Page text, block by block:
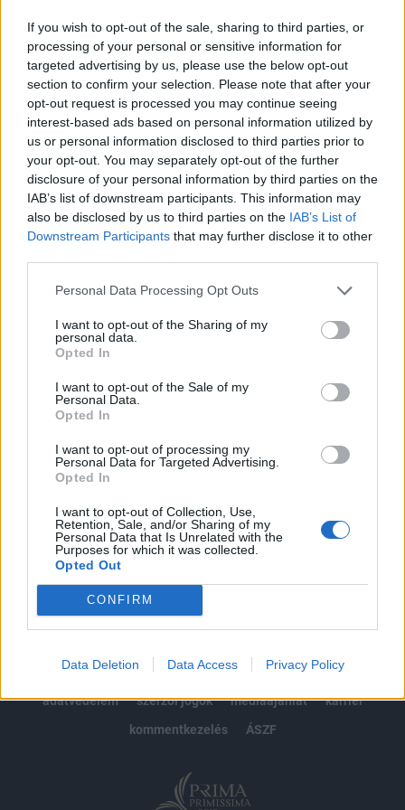
If you wish to opt-out of the sale, sharing to third parties, or
processing of your personal or sensitive information for
targeted advertising by us, please use the below opt-out
section to confirm your selection. Please note that after your
opt-out request is processed you may continue seeing
interest-based ads based on personal information utilized by
us or personal information disclosed to third parties prior to
your opt-out. You may separately opt-out of the further
disclosure of your personal information by third parties on the
IAB’s list of downstream participants. This information may
also be disclosed by us to third parties on the IAB’s List of
Downstream Participants that may further disclose it to other
Personal Data Processing Opt Outs
I want to opt-out of the Sharing of my
personal data.
Opted In
I want to opt-out of the Sale of my
Personal Data.
Opted In
I want to opt-out of processing my
Personal Data for Targeted Advertising.
Opted In
I want to opt-out of Collection, Use,
Retention, Sale, and/or Sharing of my
Personal Data that Is Unrelated with the
Purposes for which it was collected.
Opted Out
CONFIRM
Data Deletion Data Access Privacy Policy
Tanju Bilgic török külügyi szóvivő csütörtöki
sajtótájékoztatóján azt mondta, az elmúlt három napban a
görög légierő számos alkalommal megsértette
Törökország légterét Didin Datca és Dalaman városok
felett. Egy biztonsági illetékes pénteken 30 légtérsértést
említett. Bilgic hozzátette, hogy az ügyben a török légierő
csupán a kölcsönösség elvét alkalmazta...
KEDVES OLVASÓNK!
A keresett cikk a portfolio.hu hírarchívumához
tartozik, melynek olvasása előfizetéses
regisztrációhoz kötött.
Az előfizetés a következőket tartalmazza:
Portfolio.hu teljes cikkarchívum
kötéslistái
impresszum
jogi nyilatkozat
süti beállítások
adatvédelem
szerzői jogok médiaajánlat
karrier
kommentkezelés
ÁSZF